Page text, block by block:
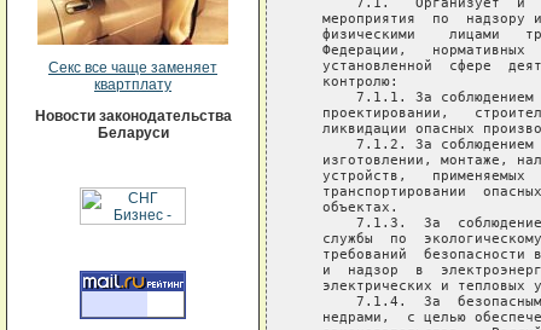
Секс все чаще заменяет
квартплату
Новости законодательства
Беларуси